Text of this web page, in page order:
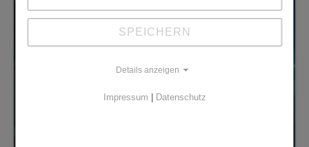
SPEICHERN
Details anzeigen
Impressum | Datenschutz